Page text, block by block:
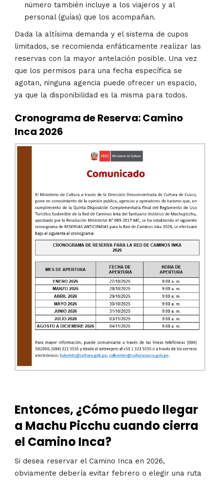
número también incluye a los viajeros y al
personal (guías) que los acompañan.
Dada la altísima demanda y el sistema de cupos
limitados, se recomienda enfáticamente realizar las
reservas con la mayor antelación posible. Una vez
que los permisos para una fecha específica se
agotan, ninguna agencia puede ofrecer un espacio,
ya que la disponibilidad es la misma para todos.
Cronograma de Reserva: Camino
Inca 2026
Entonces, ¿Cómo puedo llegar
a Machu Picchu cuando cierra
el Camino Inca?
Si desea reservar el Camino Inca en 2026,
obviamente debería evitar febrero o elegir una ruta